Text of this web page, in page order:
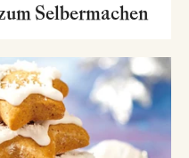
Selbermachen